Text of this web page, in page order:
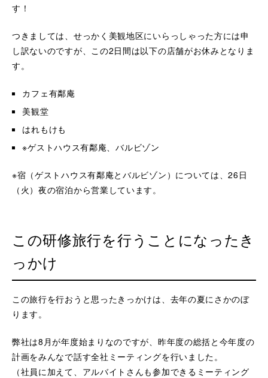
す！
つきましては、せっかく美観地区にいらっしゃった方には申
し訳ないのですが、この2日間は以下の店舗がお休みとなりま
す。
カフェ有鄰庵
美観堂
はれもけも
※ゲストハウス有鄰庵、バルビゾン
※宿（ゲストハウス有鄰庵とバルビゾン）については、26日
（火）夜の宿泊から営業しています。
この研修旅行を行うことになったき
っかけ
この旅行を行おうと思ったきっかけは、去年の夏にさかのぼ
ります。
弊社は8月が年度始まりなのですが、昨年度の総括と今年度の
計画をみんなで話す全社ミーティングを行いました。
（社員に加えて、アルバイトさんも参加できるミーティング